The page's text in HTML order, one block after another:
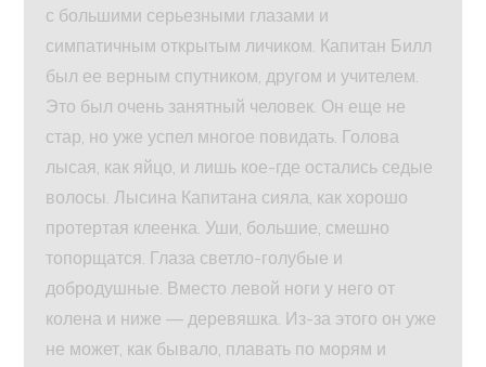
с большими серьезными глазами и
симпатичным открытым личиком. Капитан Билл
был ее верным спутником, другом и учителем.
Это был очень занятный человек. Он еще не
стар, но уже успел многое повидать. Голова
лысая, как яйцо, и лишь кое-где остались седые
волосы. Лысина Капитана сияла, как хорошо
протертая клеенка. Уши, большие, смешно
топорщатся. Глаза светло-голубые и
добродушные. Вместо левой ноги у него от
колена и ниже — деревяшка. Из-за этого он уже
не может, как бывало, плавать по морям и